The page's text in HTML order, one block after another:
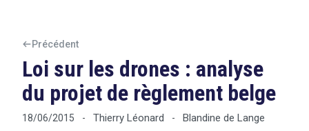
Un procès en vue ?
Précédent
Loi sur les drones : analyse
du projet de règlement belge
18/06/2015 - Thierry Léonard - Blandine de Lange